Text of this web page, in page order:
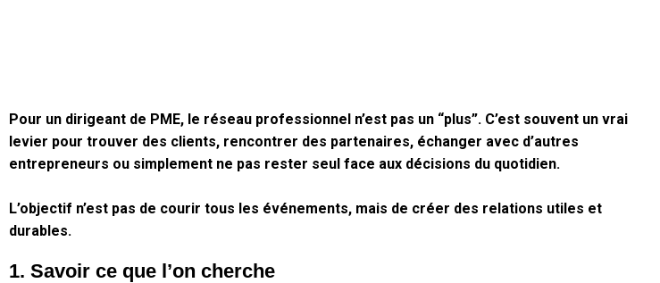
Pour un dirigeant de PME, le réseau professionnel n’est pas un “plus”. C’est souvent un vrai
levier pour trouver des clients, rencontrer des partenaires, échanger avec d’autres
entrepreneurs ou simplement ne pas rester seul face aux décisions du quotidien.
L’objectif n’est pas de courir tous les événements, mais de créer des relations utiles et
durables.
1. Savoir ce que l’on cherche